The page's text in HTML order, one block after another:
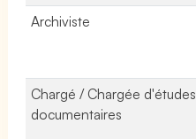
Archiviste
Chargé / Chargée d'études
documentaires